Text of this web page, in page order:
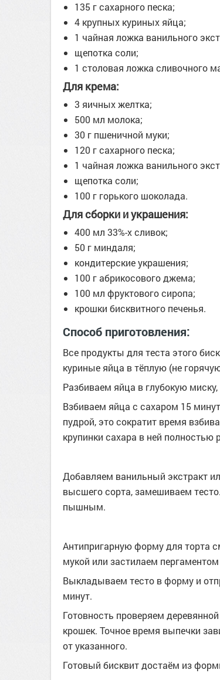
135 г сахарного песка;
4 крупных куриных яйца;
1 чайная ложка ванильного
щепотка соли;
1 столовая ложка сливочного
Для крема:
3 яичных желтка;
500 мл молока;
30 г пшеничной муки;
120 г сахарного песка;
1 чайная ложка ванильного
щепотка соли;
100 г горького шоколада.
Для сборки и украшения:
400 мл 33%-х сливок;
50 г миндаля;
кондитерские украшения;
100 г абрикосового джема;
100 мл фруктового сиропа;
крошки бисквитного печенья.
Способ приготовления:
Все продукты для теста этого
куриные яйца в тёплую (не
Разбиваем яйца в глубокую
Взбиваем яйца с сахаром 15
пудрой, это сократит время
крупинки сахара в ней полностью
Добавляем ванильный экстракт
высшего сорта, замешиваем
пышным.
Антипригарную форму для
мукой или застилаем
Выкладываем тесто в форму и
минут.
Готовность проверяем
крошек. Точное время выпечки
от указанного.
Готовый бисквит достаём из